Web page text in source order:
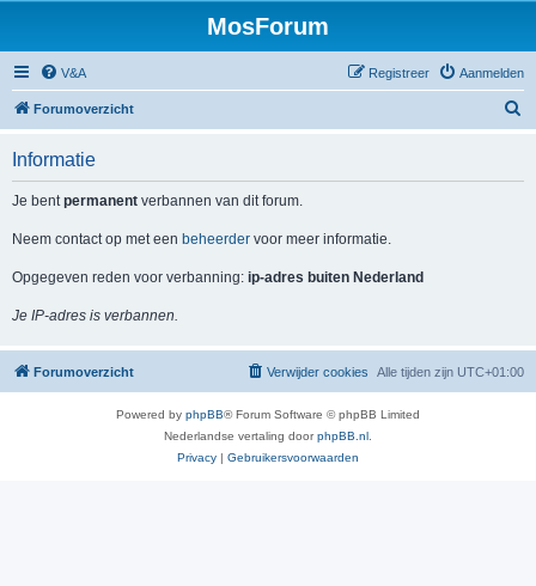
MosForum
V&A Aanmelden
Registreer
Forumoverzicht
Informatie
Je bentpermanent verbannen van dit forum.
Neem contact op met een beheerder voor meer informatie.
Opgegeven reden voor verbanning: ip-adres buiten Nederland
Je IP-adres is verbannen.
Forumoverzicht Alle tijden zijn UTC+01:00
Verwijder cookies
Powered by phpBB® Forum Software © phpBB Limited
Nederlandse vertaling doorphpBB.nl
Privacy | Gebruikersvoorwaarden